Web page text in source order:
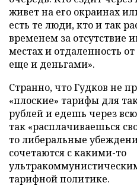
живет на его окраинах
есть те люди, кто и так
временем за отсутствие
местах и отдаленность
еще и деньгами».
Странно, что Гудков не
«плоские» тарифы для
рублей и едешь через
так «расплачиваешься
то либеральные
сочетаются с какими-то
тарифной политике.